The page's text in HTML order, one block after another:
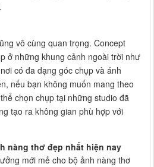
vô cùng quan trọng. Concept
ở những khung cảnh ngoài trời như
có đa dạng góc chụp và ánh
nếu bạn không muốn mang theo
chọn chụp tại những studio đã
tạo ra không gian phù hợp với
nàng thơ đẹp nhất hiện nay
mới mẻ cho bộ ảnh nàng thơ